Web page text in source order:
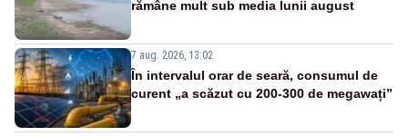
rămâne mult sub media lunii august
7 aug. 2026, 13:02
În intervalul orar de seară, consumul de
curent „a scăzut cu 200-300 de megawați”